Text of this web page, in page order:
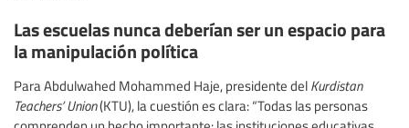
Las escuelas nunca deberían ser un espacio para
la manipulación política
Para Abdulwahed Mohammed Haje, presidente del Kurdistan
Teachers’ Union(KTU), la cuestión es clara: “Todas las personas